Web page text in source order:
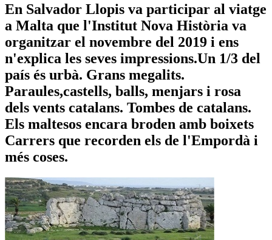
En Salvador Llopis va participar al viatge
a Malta que l'Institut Nova Història va
organitzar el novembre del 2019 i ens
n'explica les seves impressions.Un 1/3 del
país és urbà. Grans megalits.
Paraules,castells, balls, menjars i rosa
dels vents catalans. Tombes de catalans.
Els maltesos encara broden amb boixets
Carrers que recorden els de l'Empordà i
més coses.